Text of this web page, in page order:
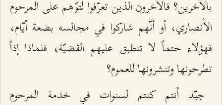
بالآخرين؟ فالآخرون الذين تعرّفوا لتوّهم على المرحوم
الأنصاري، أو أنّهم شاركوا في مجالسه بضعة أيّام،
فهؤلاء حتماً لا تنطبق عليهم القضيّة، فلماذا إذاً
تطرحونها وتنشرونها للعموم؟
جيّد أنتم كنتم لسنوات في خدمة المرحوم